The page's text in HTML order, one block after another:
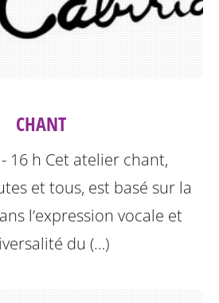
CHANT
16 h Cet atelier chant,
et tous, est basé sur la
l’expression vocale et
du (…)